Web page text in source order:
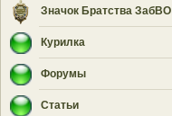
Значок Братства ЗабВО
Курилка
Форумы
Статьи